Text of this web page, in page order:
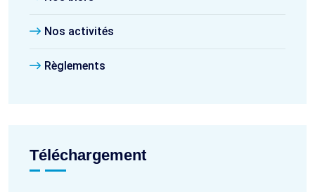
Nos activités
Règlements
Téléchargement